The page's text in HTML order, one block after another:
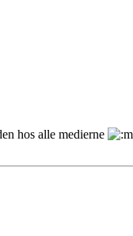
hos alle medierne